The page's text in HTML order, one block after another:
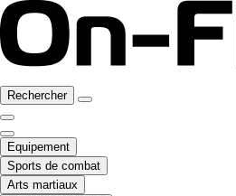
Rechercher
Equipement
Sports de combat
Arts martiaux